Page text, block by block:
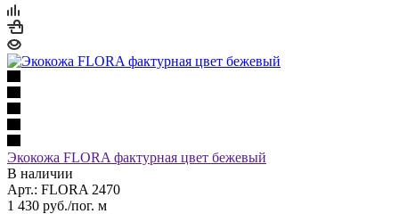
Экокожа FLORA фактурная цвет бежевый
В наличии
Арт.: FLORA 2470
1 430 руб./пог. м